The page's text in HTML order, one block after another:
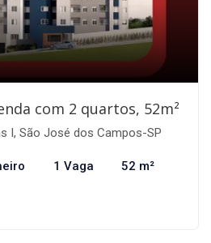
com 2 quartos, 52m²
I, São José dos Campos-SP
1 Vaga 52 m²